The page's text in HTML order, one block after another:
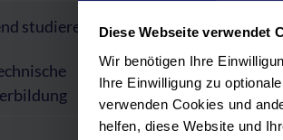
Diese Webseite verwendet
Wir benötigen Ihre
Ihre Einwilligung zu
verwenden Cookies und
helfen, diese Website und
studieren